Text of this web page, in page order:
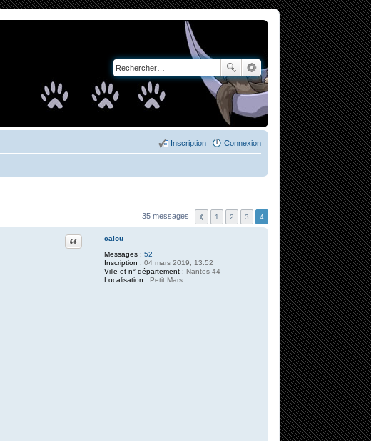
Connexion
Inscription
35 messages 1 2 3 4
calou
Messages : 52
Inscription : 04 mars 2019, 13:52
Ville et n° département : Nantes 44
Localisation : Petit Mars
Citation